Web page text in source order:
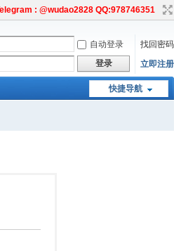
: @wudao2828 QQ:978746351
自动登录
找回密码
登录 立即注册
快捷导航